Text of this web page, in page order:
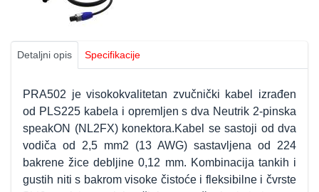
Detaljni opis Specifikacije
PRA502 je visokokvalitetan zvučnički kabel izrađen
od PLS225 kabela i opremljen s dva Neutrik 2-pinska
speakON (NL2FX) konektora.Kabel se sastoji od dva
vodiča od 2,5 mm2 (13 AWG) sastavljena od 224
bakrene žice debljine 0,12 mm. Kombinacija tankih i
gustih niti s bakrom visoke čistoće i fleksibilne i čvrste